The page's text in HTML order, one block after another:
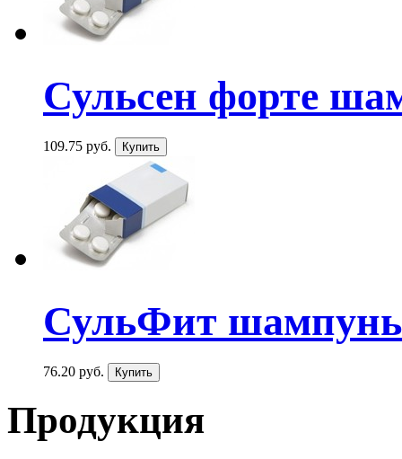
Сульсен форте
109.75 руб.
СульФит шампунь
76.20 руб.
Продукция